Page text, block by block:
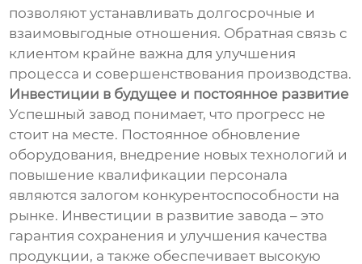
позволяют устанавливать долгосрочные и
взаимовыгодные отношения. Обратная связь с
клиентом крайне важна для улучшения
процесса и совершенствования производства.
Инвестиции в будущее и постоянное развитие
Успешный завод понимает, что прогресс не
стоит на месте. Постоянное обновление
оборудования, внедрение новых технологий и
повышение квалификации персонала
являются залогом конкурентоспособности на
рынке. Инвестиции в развитие завода – это
гарантия сохранения и улучшения качества
продукции, а также обеспечивает высокую